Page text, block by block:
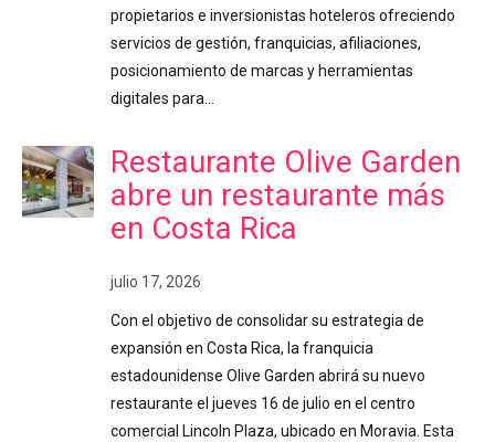
propietarios e inversionistas hoteleros ofreciendo
servicios de gestión, franquicias, afiliaciones,
posicionamiento de marcas y herramientas
digitales para…
Restaurante Olive Garden
abre un restaurante más
en Costa Rica
julio 17, 2026
Con el objetivo de consolidar su estrategia de
expansión en Costa Rica, la franquicia
estadounidense Olive Garden abrirá su nuevo
restaurante el jueves 16 de julio en el centro
comercial Lincoln Plaza, ubicado en Moravia. Esta